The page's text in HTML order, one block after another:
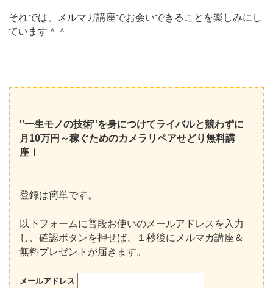
それでは、メルマガ講座でお会いできることを楽しみにし
ています＾＾
''一生モノの技術''を身につけてライバルと競わずに
月10万円～稼ぐためのカメラリペアせどり無料講
座！
登録は簡単です。
以下フォームに普段お使いのメールアドレスを入力
し、確認ボタンを押せば、１秒後にメルマガ講座＆
無料プレゼントが届きます。
メールアドレス